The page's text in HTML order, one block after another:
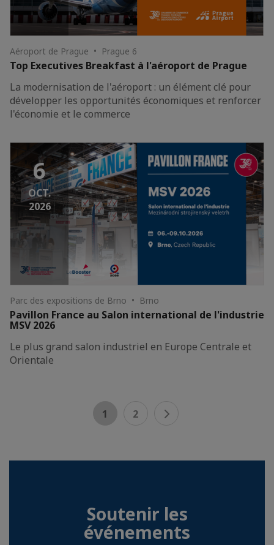
Aéroport de Prague • Prague 6
Top Executives Breakfast à l'aéroport de Prague
La modernisation de l'aéroport : un élément clé pour
développer les opportunités économiques et renforcer
l'économie et le commerce
6
OCT.
2026
Parc des expositions de Brno • Brno
Pavillon France au Salon international de l'industrie
MSV 2026
Le plus grand salon industriel en Europe Centrale et
Orientale
1 2
Soutenir les
événements